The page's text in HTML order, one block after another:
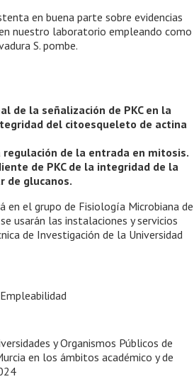
en buena parte sobre evidencias
nuestro laboratorio empleando como
S. pombe.
de la señalización de PKC en la
del citoesqueleto de actina
regulación de la entrada en mitosis.
de PKC de la integridad de la
de glucanos.
en el grupo de Fisiología Microbiana de
usarán las instalaciones y servicios
de Investigación de la Universidad
y Organismos Públicos de
en los ámbitos académico y de